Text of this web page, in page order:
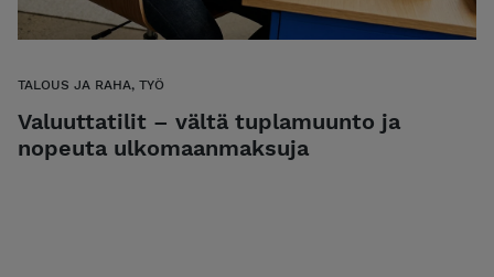
TALOUS JA RAHA, TYÖ
Valuuttatilit – vältä tuplamuunto ja
nopeuta ulkomaanmaksuja